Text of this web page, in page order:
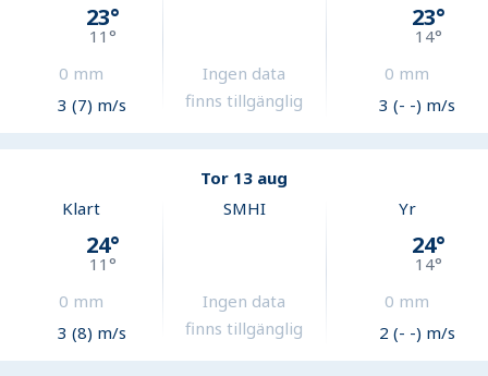
23°
11°
0 mm
3 (7) m/s
Ingen data
finns tillgänglig
23°
14°
0 mm
3 (- -) m/s
Tor 13 aug
Klart
24°
11°
0 mm
3 (8) m/s
SMHI
Ingen data
finns tillgänglig
Yr
24°
14°
0 mm
2 (- -) m/s